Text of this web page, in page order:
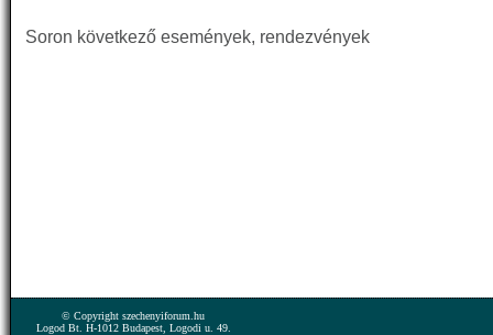
Soron következő események, rendezvények
© Copyright szechenyiforum.hu
Logod Bt. H-1012 Budapest, Logodi u. 49.